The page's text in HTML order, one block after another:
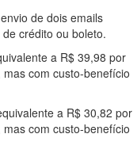
de dois emails
crédito ou boleto.
a R$ 39,98 por
com custo-benefício
a R$ 30,82 por
com custo-benefício